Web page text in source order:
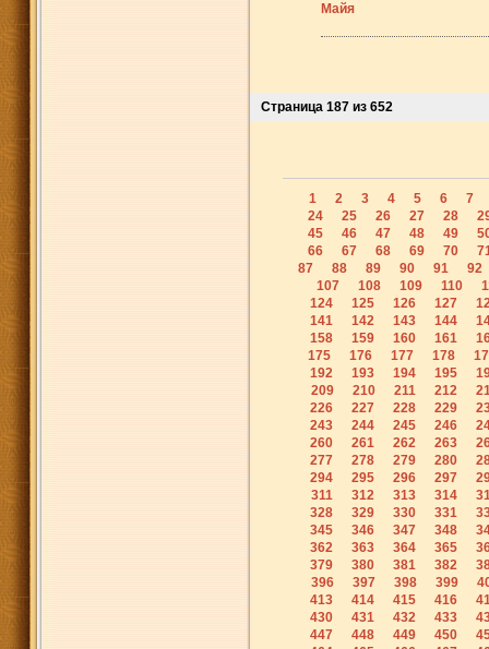
Майя
Страница 187 из 652
1 2 3 4 5 6
7
24
25 26 27 28
45
46 47 48 49
66
67 68 69 70
87
88 89 90 91
92
107
108 109 110
124
125 126 127
141
142 143 144
158
159 160 161
175
176 177 178
192
193 194 195
209
210 211 212
226
227 228 229
243
244 245 246
260
261 262 263
277
278 279 280
294
295 296 297
311
312 313 314
328
329 330 331
345
346 347 348
362
363 364 365
379
380 381 382
396
397 398 399
413
414 415 416
430
431 432 433
447
448 449 450